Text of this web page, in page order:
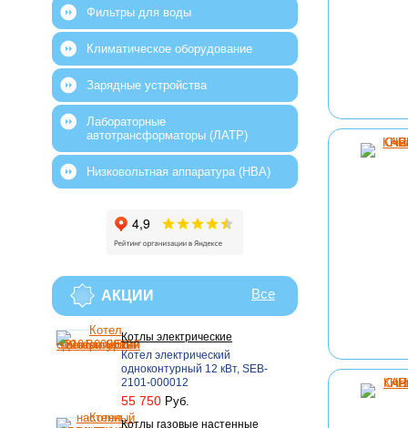
Фильтры для воды
Климатическое оборудование
Зарядные устройства
Лабораторные
автотрансформаторы (ЛАТР)
Низковольтная аппаратура (НВА)
АКЦИИ Все
Котлы электрические
Котел электрический
одноконтурный 12 кВт, SEB-
2101-000012
55 750 Руб.
Котлы газовые настенные